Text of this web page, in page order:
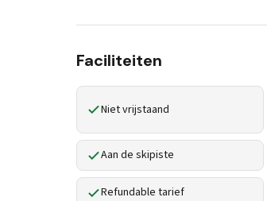
Faciliteiten
Niet vrijstaand
Aan de skipiste
Refundable tarief